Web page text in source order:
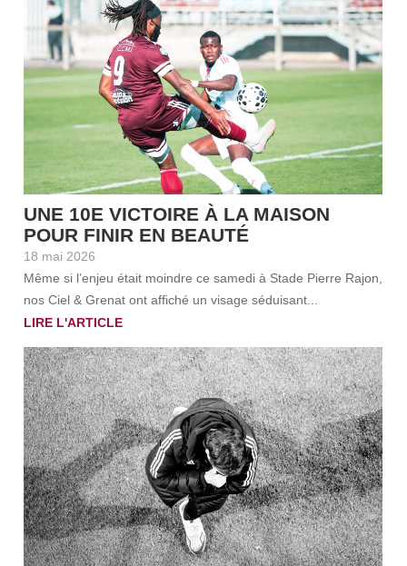
UNE 10E VICTOIRE À LA MAISON
POUR FINIR EN BEAUTÉ
18 mai 2026
Même si l’enjeu était moindre ce samedi à Stade Pierre Rajon,
nos Ciel & Grenat ont affiché un visage séduisant...
LIRE L'ARTICLE